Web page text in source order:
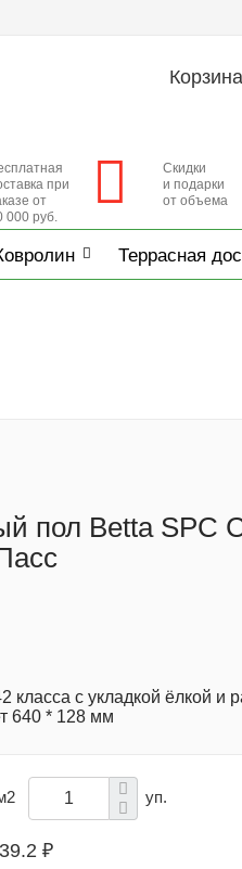
Корзина
при
от
000 руб.
Скидки
и подарки
от объема
Террасная
пол Betta SPC
класса с укладкой ёлкой и
640 * 128 мм
уп.
₽